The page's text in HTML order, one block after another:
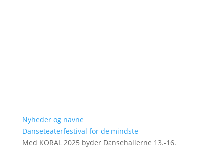
Nyheder og navne
Danseteaterfestival for de mindste
Med KORAL 2025 byder Dansehallerne 13.-16.